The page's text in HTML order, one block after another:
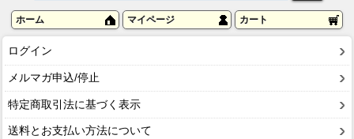
ホーム マイページ カート
ログイン
メルマガ申込/停止
特定商取引法に基づく表示
送料とお支払い方法について